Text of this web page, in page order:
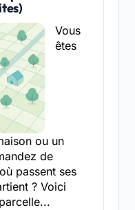
Vous
êtes
ou un
de
passent ses
? Voici